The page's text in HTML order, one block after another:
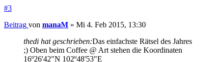
#3
Beitrag von manaM » Mi 4. Feb 2015, 13:30
thedi hat geschrieben:Das einfachste Rätsel des Jahres
;) Oben beim Coffee @ Art stehen die Koordinaten
16º26'42"N 102º48'53"E